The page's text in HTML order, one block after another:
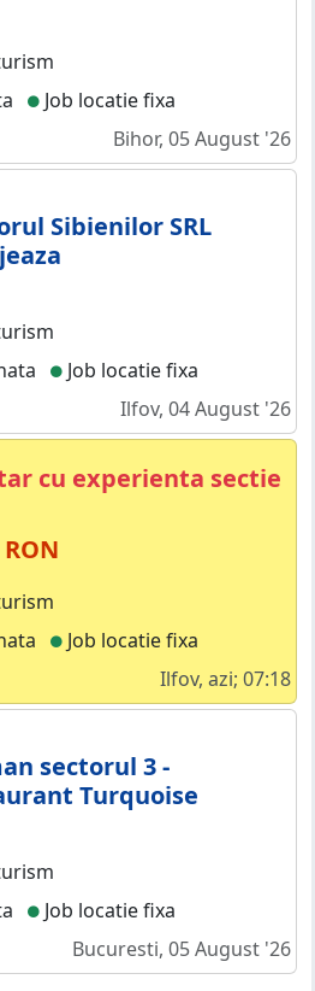
Job locatie fixa
Bihor, 05 August '26
Sibienilor SRL
Job locatie fixa
Ilfov, 04 August '26
cu experienta sectie
Job locatie fixa
Ilfov, azi; 07:18
sectorul 3 -
Turquoise
Job locatie fixa
Bucuresti, 05 August '26